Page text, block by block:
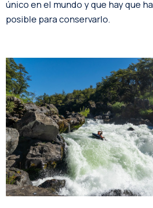
único en el mundo y que hay que
posible para conservarlo.